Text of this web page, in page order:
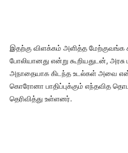
இதற்கு விளக்கம் அளித்த மேற்குவங்க
போலியானது என்று கூறியதுடன்,
அநாதையாக கிடந்த உடல்கள் அவை
கொரோனா பாதிப்புக்கும் எந்தவித
தெரிவித்து உள்ளனர்.